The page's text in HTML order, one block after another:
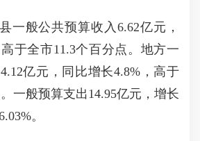
般公共预算收入6.62亿元，
于全市11.3个百分点。地方一
亿元，同比增长4.8%，高于
一般预算支出14.95亿元，增长
。